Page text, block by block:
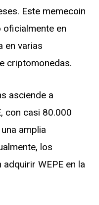
Este memecoin
oficialmente en
en varias
criptomonedas.
asciende a
con casi 80.000
amplia
los
WEPE en la